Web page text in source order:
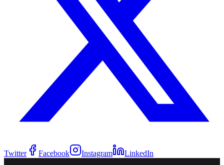
Twitter Facebook Instagram LinkedIn